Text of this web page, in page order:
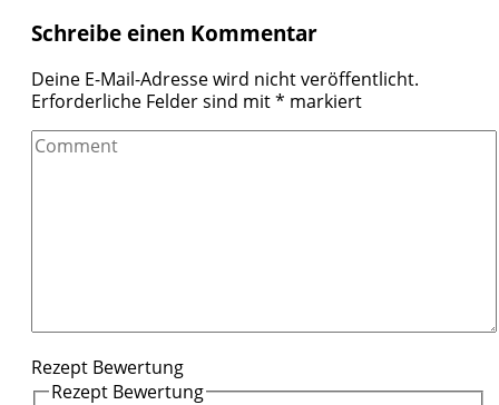
Schreibe einen Kommentar
Deine E-Mail-Adresse wird nicht veröffentlicht.
Erforderliche Felder sind mit* markiert
Comment
Rezept Bewertung
Rezept Bewertung